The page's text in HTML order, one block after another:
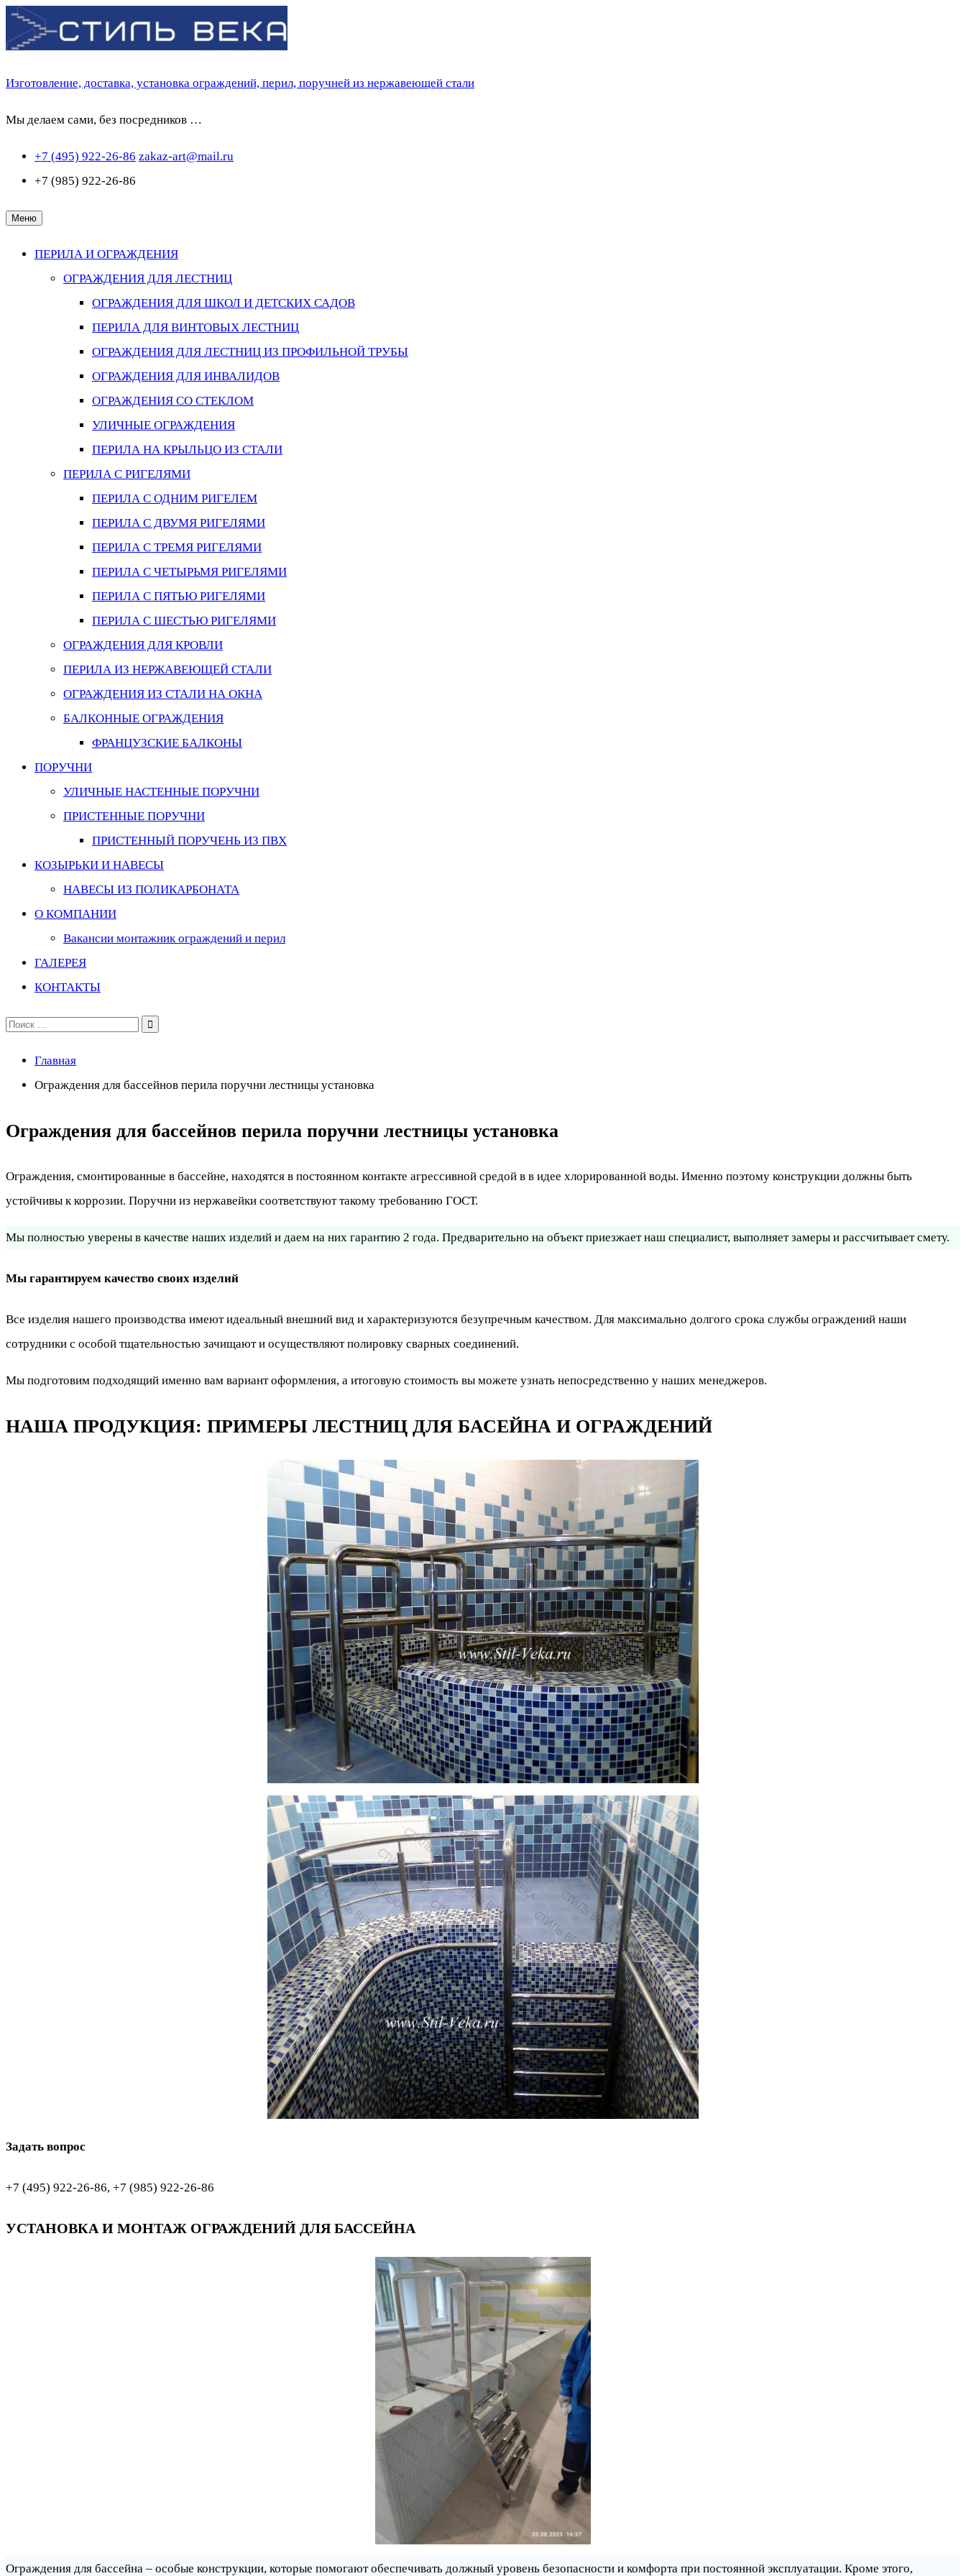
Перейти
к
Изготовление, доставка, установка ограждений, перил, поручней из нержавеющей стали
Мы делаем сами, без посредников …
+7 (495) 922-26-86 zakaz-art@mail.ru
+7 (985) 922-26-86
Меню
ПЕРИЛА И ОГРАЖДЕНИЯ
ОГРАЖДЕНИЯ ДЛЯ ЛЕСТНИЦ
ОГРАЖДЕНИЯ ДЛЯ ШКОЛ И ДЕТСКИХ САДОВ
ПЕРИЛА ДЛЯ ВИНТОВЫХ ЛЕСТНИЦ
ОГРАЖДЕНИЯ ДЛЯ ЛЕСТНИЦ ИЗ ПРОФИЛЬНОЙ ТРУБЫ
ОГРАЖДЕНИЯ ДЛЯ ИНВАЛИДОВ
ОГРАЖДЕНИЯ СО СТЕКЛОМ
УЛИЧНЫЕ ОГРАЖДЕНИЯ
ПЕРИЛА НА КРЫЛЬЦО ИЗ СТАЛИ
ПЕРИЛА С РИГЕЛЯМИ
ПЕРИЛА С ОДНИМ РИГЕЛЕМ
ПЕРИЛА С ДВУМЯ РИГЕЛЯМИ
ПЕРИЛА С ТРЕМЯ РИГЕЛЯМИ
ПЕРИЛА С ЧЕТЫРЬМЯ РИГЕЛЯМИ
ПЕРИЛА С ПЯТЬЮ РИГЕЛЯМИ
ПЕРИЛА С ШЕСТЬЮ РИГЕЛЯМИ
ОГРАЖДЕНИЯ ДЛЯ КРОВЛИ
ПЕРИЛА ИЗ НЕРЖАВЕЮЩЕЙ СТАЛИ
ОГРАЖДЕНИЯ ИЗ СТАЛИ НА ОКНА
БАЛКОННЫЕ ОГРАЖДЕНИЯ
ФРАНЦУЗСКИЕ БАЛКОНЫ
ПОРУЧНИ
УЛИЧНЫЕ НАСТЕННЫЕ ПОРУЧНИ
ПРИСТЕННЫЕ ПОРУЧНИ
ПРИСТЕННЫЙ ПОРУЧЕНЬ ИЗ ПВХ
КОЗЫРЬКИ И НАВЕСЫ
НАВЕСЫ ИЗ ПОЛИКАРБОНАТА
О КОМПАНИИ
Вакансии монтажник ограждений и перил
ГАЛЕРЕЯ
КОНТАКТЫ
Поиск
Главная
Ограждения для бассейнов перила поручни лестницы установка
Ограждения для бассейнов перила поручни лестницы установка
Ограждения, смонтированные в бассейне, находятся в постоянном контакте агрессивной средой в в идее хлорированной воды. Именно поэтому конструкции должны быть
устойчивы к коррозии. Поручни из нержавейки соответствуют такому требованию ГОСТ.
Мы полностью уверены в качестве наших изделий и даем на них гарантию 2 года. Предварительно на объект приезжает наш специалист, выполняет замеры и рассчитывает смету.
Мы гарантируем качество своих изделий
Все изделия нашего производства имеют идеальный внешний вид и характеризуются безупречным качеством. Для максимально долгого срока службы ограждений наши
сотрудники с особой тщательностью зачищают и осуществляют полировку сварных соединений.
Мы подготовим подходящий именно вам вариант оформления, а итоговую стоимость вы можете узнать непосредственно у наших менеджеров.
НАША ПРОДУКЦИЯ: ПРИМЕРЫ ЛЕСТНИЦ ДЛЯ БАСЕЙНА И ОГРАЖДЕНИЙ
Задать вопрос
+7 (495) 922-26-86, +7 (985) 922-26-86
УСТАНОВКА И МОНТАЖ ОГРАЖДЕНИЙ ДЛЯ БАССЕЙНА
Ограждения для бассейна – особые конструкции, которые помогают обеспечивать должный уровень безопасности и комфорта при постоянной эксплуатации. Кроме этого,